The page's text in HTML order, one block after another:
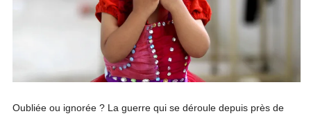
Oubliée ou ignorée ? La guerre qui se déroule depuis près de